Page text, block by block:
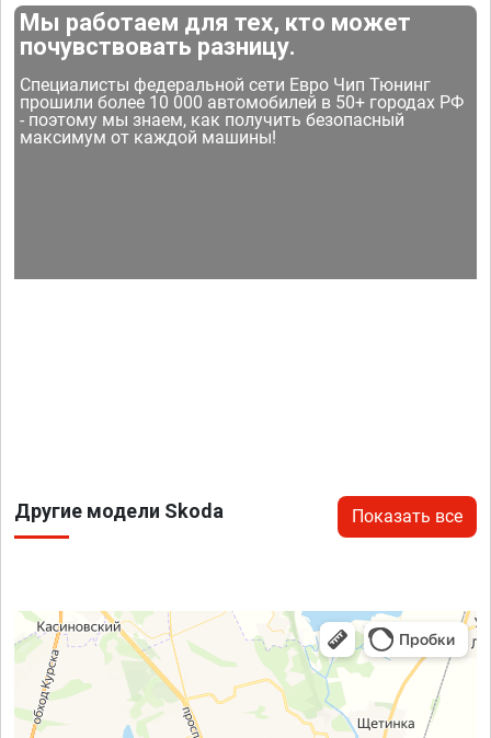
Мы работаем для тех, кто может
почувствовать разницу.
Специалисты федеральной сети Евро Чип Тюнинг
прошили более 10 000 автомобилей в 50+ городах РФ
- поэтому мы знаем, как получить безопасный
максимум от каждой машины!
Другие модели Skoda Показать все